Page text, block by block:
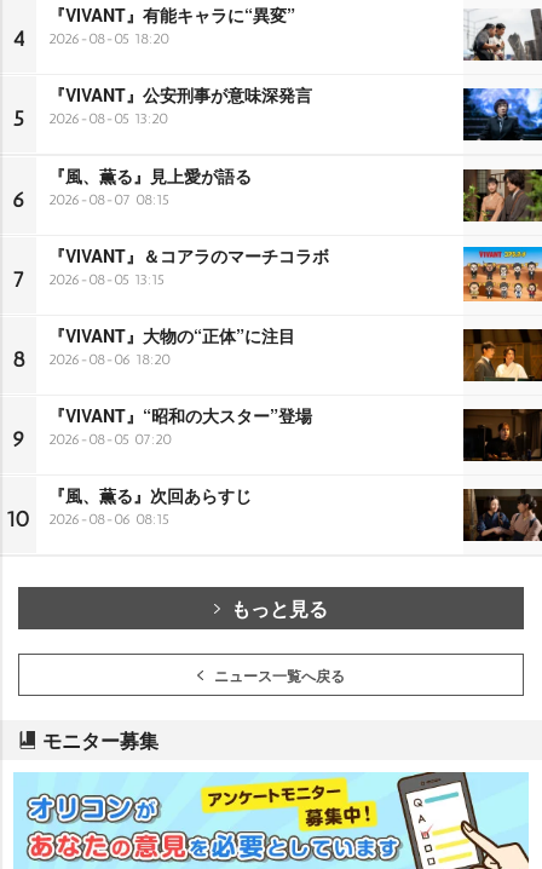
4
『VIVANT』有能キャラに“異変”
2026-08-05 18:20
5
『VIVANT』公安刑事が意味深発言
2026-08-05 13:20
6
『風、薫る』見上愛が語る
2026-08-07 08:15
7
『VIVANT』＆コアラのマーチコラボ
2026-08-05 13:15
8
『VIVANT』大物の“正体”に注目
2026-08-06 18:20
9
『VIVANT』“昭和の大スター”登場
2026-08-05 07:20
10
『風、薫る』次回あらすじ
2026-08-06 08:15
もっと見る
ニュース一覧へ戻る
モニター募集